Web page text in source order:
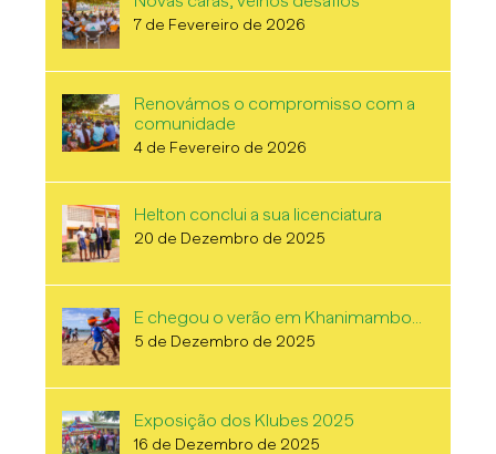
7 de Fevereiro de 2026
Renovámos o compromisso com a
comunidade
4 de Fevereiro de 2026
Helton conclui a sua licenciatura
20 de Dezembro de 2025
E chegou o verão em Khanimambo…
5 de Dezembro de 2025
Exposição dos Klubes 2025
16 de Dezembro de 2025